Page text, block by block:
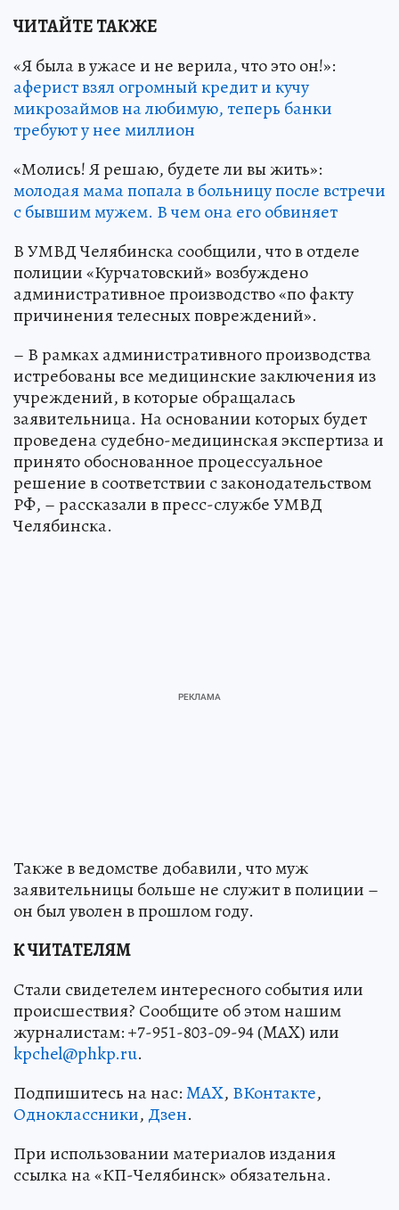
ЧИТАЙТЕ ТАКЖЕ
«Я была в ужасе и не верила, что это он!»:
аферист взял огромный кредит и кучу
микрозаймов на любимую, теперь банки
требуют у нее миллион
«Молись! Я решаю, будете ли вы жить»:
молодая мама попала в больницу после встречи
с бывшим мужем. В чем она его обвиняет
В УМВД Челябинска сообщили, что в отделе
полиции «Курчатовский» возбуждено
административное производство «по факту
причинения телесных повреждений».
– В рамках административного производства
истребованы все медицинские заключения из
учреждений, в которые обращалась
заявительница. На основании которых будет
проведена судебно-медицинская экспертиза и
принято обоснованное процессуальное
решение в соответствии с законодательством
РФ, – рассказали в пресс-службе УМВД
Челябинска.
Также в ведомстве добавили, что муж
заявительницы больше не служит в полиции –
он был уволен в прошлом году.
К ЧИТАТЕЛЯМ
Стали свидетелем интересного события или
происшествия? Сообщите об этом нашим
журналистам: +7-951-803-09-94 (MAX) или
kpchel@phkp.ru.
Подпишитесь на нас:MAX, ВКонтакте,
Одноклассники, Дзен.
При использовании материалов издания
ссылка на «КП-Челябинск» обязательна.